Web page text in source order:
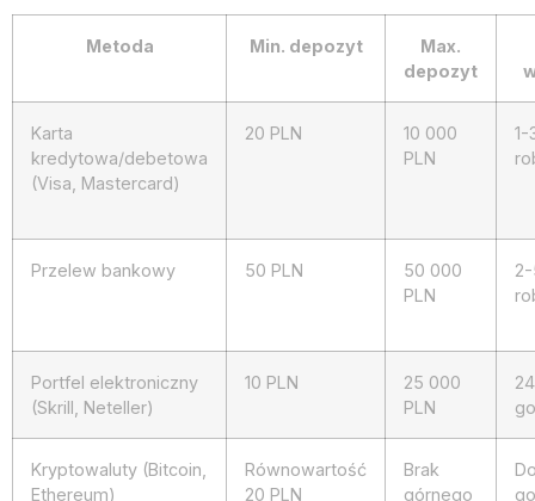
Metoda Min. depozyt
Max.
depozyt
Karta
kredytowa/debetowa
(Visa, Mastercard)
20 PLN
10 000
PLN
1-
Przelew bankowy 50 PLN
50 000
PLN
Portfel elektroniczny
(Skrill, Neteller)
10 PLN
25 000
PLN
24
Kryptowaluty (Bitcoin,
Ethereum)
Równowartość
20 PLN
Brak
górnego